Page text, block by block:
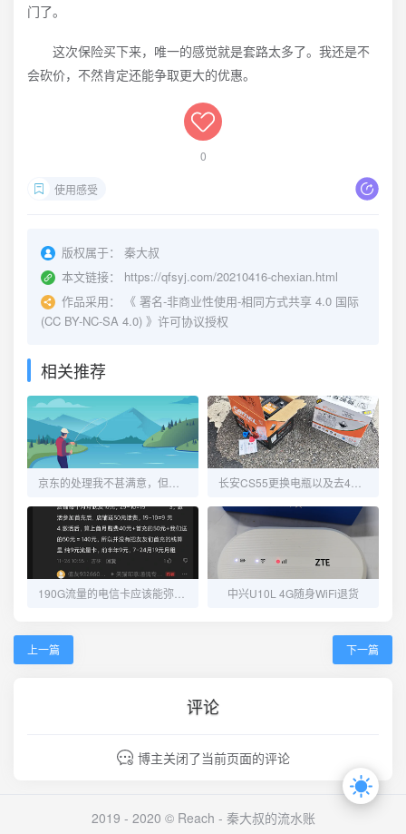
门了。
这次保险买下来，唯一的感觉就是套路太多了。我还是不
会砍价，不然肯定还能争取更大的优惠。
0
使用感受
版权属于：
秦大叔
本文链接：
https://qfsyj.com/20210416-chexian.html
作品采用：
《 署名-非商业性使用-相同方式共享 4.0 国际
(CC BY-NC-SA 4.0) 》许可协议授权
相关推荐
中兴U10L 4G随身WiFi退货
上一篇 下一篇
评论
博主关闭了当前页面的评论
2019 - 2020 © Reach - 秦大叔的流水账